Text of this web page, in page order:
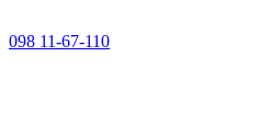
098 11-67-110